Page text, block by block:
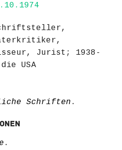
Jurist; 1938-
USA
Schriften .
.